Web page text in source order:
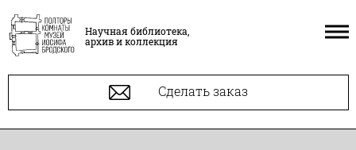
Научная библиотека,
архив и коллекция
Сделать заказ